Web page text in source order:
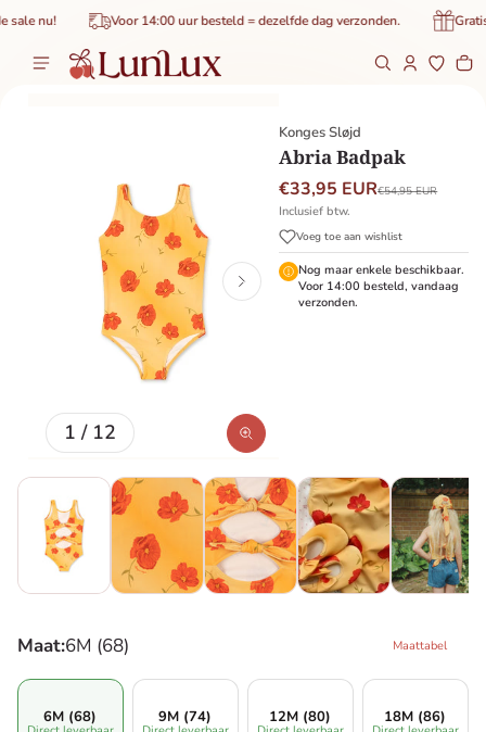
inhoud
nu! Voor 14:00 uur besteld = dezelfde dag verzonden. Gratis
0
1 / van
12
Konges Sløjd
Abria Badpak
€33,95 EUR€54,95 EUR
Inclusief btw.
Voeg toe aan wishlist
Nog maar enkele beschikbaar.
Voor 14:00 besteld, vandaag
verzonden.
Maat:6M (68) Maattabel
6M (68) 9M (74) 12M (80) 18M (86)